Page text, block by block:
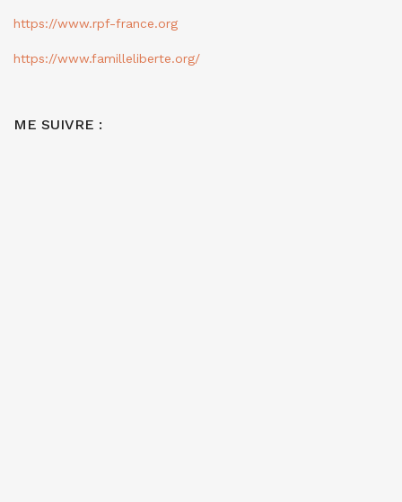
https://www.rpf-france.org
https://www.familleliberte.org/
ME SUIVRE :